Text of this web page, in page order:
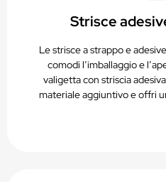
Strisce
Le strisce a strappo e
comodi l’imballaggio e
valigetta con striscia
materiale aggiuntivo e offri